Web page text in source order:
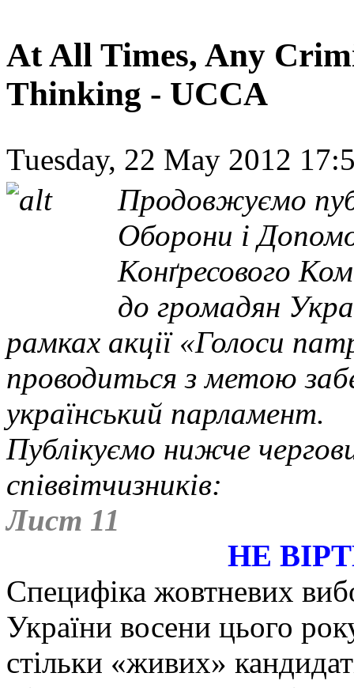
At All Times, Any
Thinking - UCCA
Tuesday, 22 May 2012
Продовжуємо
Оборони і
Конґресового
до громадян
рамках акції «Голоси
проводиться з метою
український парламент.
Публікуємо нижче
співвітчизників:
Лист 11
НЕ
Специфіка жовтневих
України восени цього
стільки «живих»